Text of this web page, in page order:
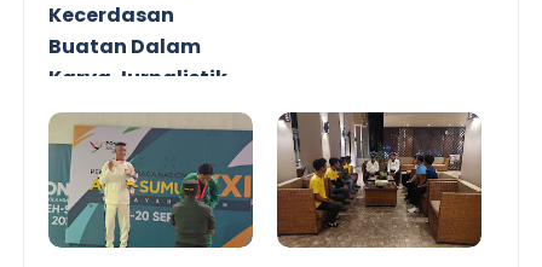
Kecerdasan
Buatan Dalam
Karya Jurnalistik